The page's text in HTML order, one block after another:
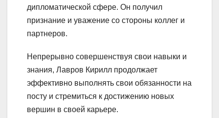
дипломатической сфере. Он получил
признание и уважение со стороны коллег и
партнеров.
Непрерывно совершенствуя свои навыки и
знания, Лавров Кирилл продолжает
эффективно выполнять свои обязанности на
посту и стремиться к достижению новых
вершин в своей карьере.